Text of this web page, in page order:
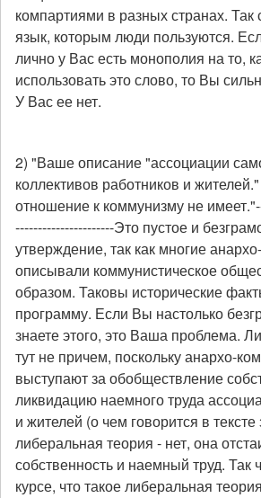
компартиями в разных странах. Так
язык, которым люди пользуются.
лично у Вас есть монополия на то,
использовать это слово, то Вы
У Вас ее нет.
2) "Ваше описание "ассоциации
коллективов работников и
отношение к коммунизму не
----------------------Это пустое и
утверждение, так как многие
описывали коммунистическое
образом. Таковы исторические
программу. Если Вы настолько
знаете этого, это Ваша проблема.
тут не причем, поскольку анархо-
выступают за обобществление
ликвидацию наемного труда
и жителей (о чем говорится в тексте
либеральная теория - нет, она
собственность и наемный труд. Так
курсе, что такое либеральная